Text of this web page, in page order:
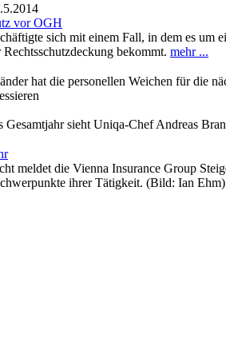
vor OGH
sich mit einem Fall, in dem es um
bekommt. mehr ...
hat die personellen Weichen für die
Gesamtjahr sieht Uniqa-Chef Andreas
meldet die Vienna Insurance Group
ihrer Tätigkeit. (Bild: Ian Ehm)